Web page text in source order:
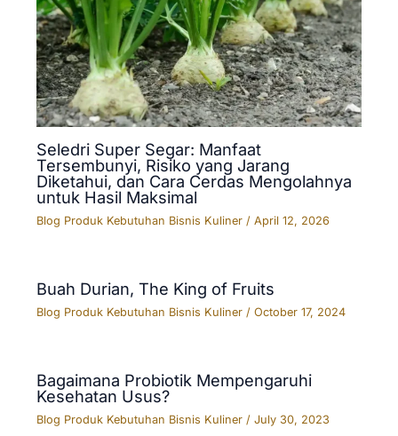
Seledri Super Segar: Manfaat
Tersembunyi, Risiko yang Jarang
Diketahui, dan Cara Cerdas Mengolahnya
untuk Hasil Maksimal
Blog Produk Kebutuhan Bisnis Kuliner /April 12, 2026
Buah Durian, The King of Fruits
Blog Produk Kebutuhan Bisnis Kuliner /October 17, 2024
Bagaimana Probiotik Mempengaruhi
Kesehatan Usus?
Blog Produk Kebutuhan Bisnis Kuliner /July 30, 2023